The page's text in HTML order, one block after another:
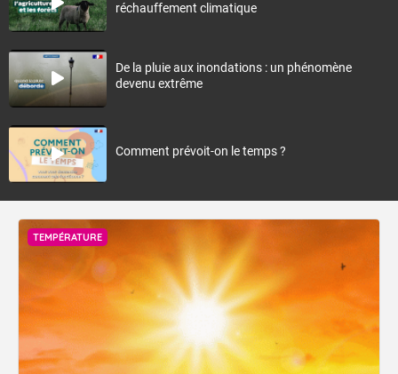
réchauffement climatique
De la pluie aux inondations : un phénomène
devenu extrême
Comment prévoit-on le temps ?
TEMPÉRATURE